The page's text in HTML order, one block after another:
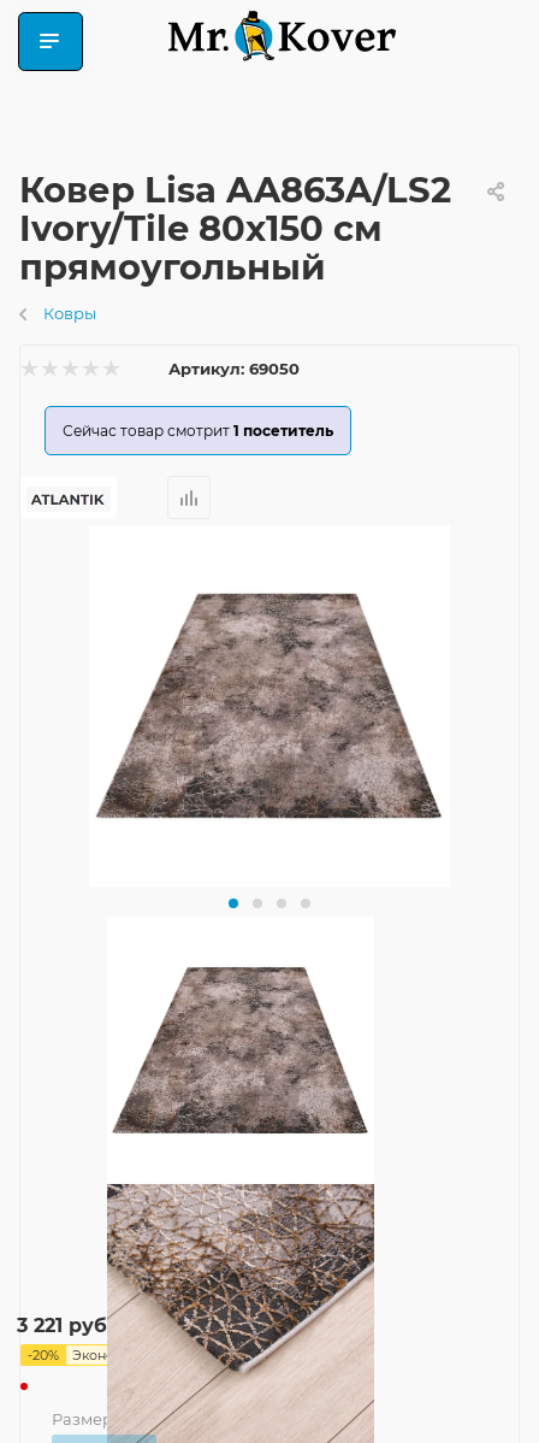
Ковер Lisa AA863A/LS2
Ivory/Tile 80x150 см
прямоугольный
Ковры
Артикул: 69050
Сейчас товар смотрит 1 посетитель
3 221 руб. 4 026руб.
-20% Экономия руб.
Размер —
80x150 см